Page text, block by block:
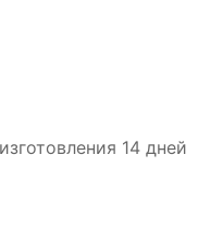
14 дней